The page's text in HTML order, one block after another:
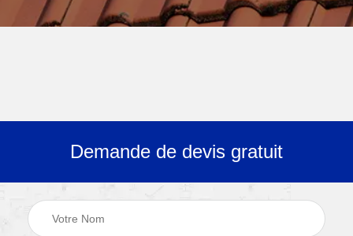
Demande de devis gratuit